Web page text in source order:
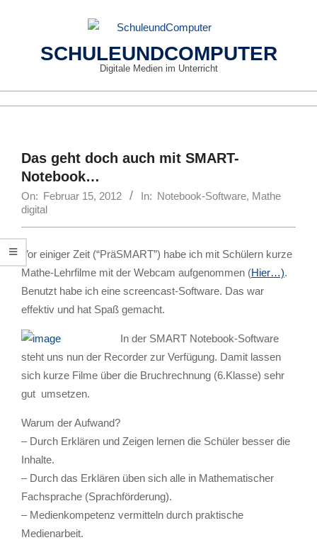
SCHULEUNDCOMPUTER
Digitale Medien im Unterricht
MenuDas geht doch auch mit SMART-
Notebook…
On: Februar 15, 2012 In: Notebook-Software, Mathe
digital
Vor einiger Zeit (“PräSMART”) habe ich mit Schülern kurze
Mathe-Lehrfilme mit der Webcam aufgenommen (Hier…).
Benutzt habe ich eine screencast-Software. Das war
effektiv und hat Spaß gemacht.
In der SMART Notebook-Software
steht uns nun der Recorder zur Verfügung. Damit lassen
sich kurze Filme über die Bruchrechnung (6.Klasse) sehr
gut umsetzen.
Warum der Aufwand?
– Durch Erklären und Zeigen lernen die Schüler besser die
Inhalte.
– Durch das Erklären üben sich alle in Mathematischer
Fachsprache (Sprachförderung).
– Medienkompetenz vermitteln durch praktische
Medienarbeit.